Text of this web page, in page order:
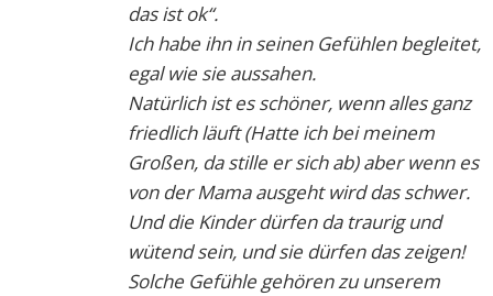
das ist ok“.
Ich habe ihn in seinen Gefühlen begleitet,
egal wie sie aussahen.
Natürlich ist es schöner, wenn alles ganz
friedlich läuft (Hatte ich bei meinem
Großen, da stille er sich ab) aber wenn es
von der Mama ausgeht wird das schwer.
Und die Kinder dürfen da traurig und
wütend sein, und sie dürfen das zeigen!
Solche Gefühle gehören zu unserem